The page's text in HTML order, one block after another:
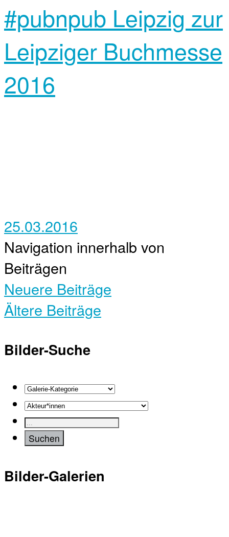
#pubnpub Leipzig zur
Leipziger Buchmesse
2016
25.03.2016
Navigation innerhalb von
Beiträgen
Neuere Beiträge
Ältere Beiträge
Bilder-Suche
Bilder-Galerien